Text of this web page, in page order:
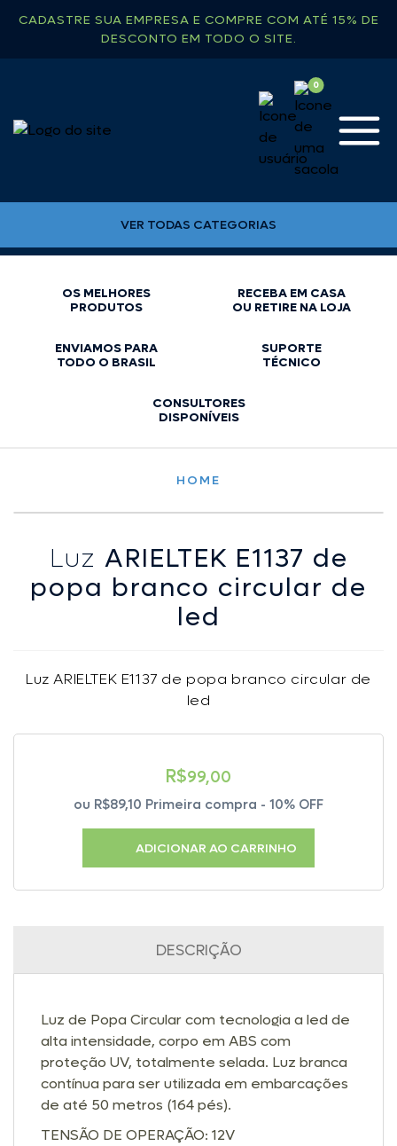
CADASTRE SUA EMPRESA E COMPRE COM ATÉ 15% DE
DESCONTO EM TODO O SITE.
VER TODAS CATEGORIAS
OS MELHORES
PRODUTOS
RECEBA EM CASA
OU RETIRE NA LOJA
ENVIAMOS PARA
TODO O BRASIL
SUPORTE
TÉCNICO
CONSULTORES
DISPONÍVEIS
HOME
Luz ARIELTEK E1137 de
popa branco circular de
led
Luz ARIELTEK E1137 de popa branco circular de
led
R$99,00
ou R$89,10 Primeira compra - 10% OFF
ADICIONAR AO CARRINHO
DESCRIÇÃO
Luz de Popa Circular com tecnologia a led de
alta intensidade, corpo em ABS com
proteção UV, totalmente selada. Luz branca
contínua para ser utilizada em embarcações
de até 50 metros (164 pés).
TENSÃO DE OPERAÇÃO: 12V